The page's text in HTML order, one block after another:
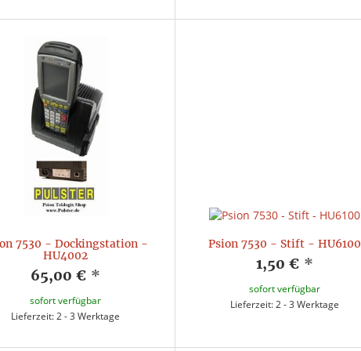
7530 - Dockingstation -
HU4002
65,00 € *
sofort verfügbar
Lieferzeit: 2 - 3 Werktage
Psion 7530 - Stift - HU6100
1,50 € *
sofort verfügbar
Lieferzeit: 2 - 3 Werktage